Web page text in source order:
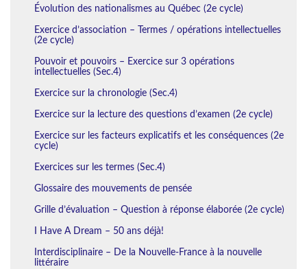
Évolution des nationalismes au Québec (2e cycle)
Exercice d’association – Termes / opérations intellectuelles
(2e cycle)
Pouvoir et pouvoirs – Exercice sur 3 opérations
intellectuelles (Sec.4)
Exercice sur la chronologie (Sec.4)
Exercice sur la lecture des questions d’examen (2e cycle)
Exercice sur les facteurs explicatifs et les conséquences (2e
cycle)
Exercices sur les termes (Sec.4)
Glossaire des mouvements de pensée
Grille d’évaluation – Question à réponse élaborée (2e cycle)
I Have A Dream – 50 ans déjà!
Interdisciplinaire – De la Nouvelle-France à la nouvelle
littéraire